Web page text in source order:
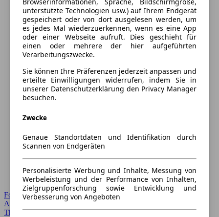
Forum Startseite
Alle Auto-Foren
Themen-Forum
Browserinformationen, Sprache, Bildschirmgröße,
unterstützte Technologien usw.) auf Ihrem Endgerät
gespeichert oder von dort ausgelesen werden, um
es jedes Mal wiederzuerkennen, wenn es eine App
oder einer Webseite aufruft. Dies geschieht für
einen oder mehrere der hier aufgeführten
Verarbeitungszwecke.
Sie können Ihre Präferenzen jederzeit anpassen und
erteilte Einwilligungen widerrufen, indem Sie in
unserer Datenschutzerklärung den Privacy Manager
besuchen.
Zwecke
Genaue Standortdaten und Identifikation durch
Scannen von Endgeräten
Personalisierte Werbung und Inhalte, Messung von
Werbeleistung und der Performance von Inhalten,
Zielgruppenforschung sowie Entwicklung und
Verbesserung von Angeboten